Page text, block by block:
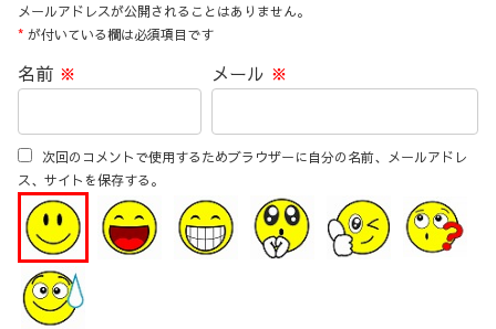
メールアドレスが公開されることはありません。
* が付いている欄は必須項目です
名前 ※ メール ※
次回のコメントで使用するためブラウザーに自分の名前、メールアドレ
ス、サイトを保存する。